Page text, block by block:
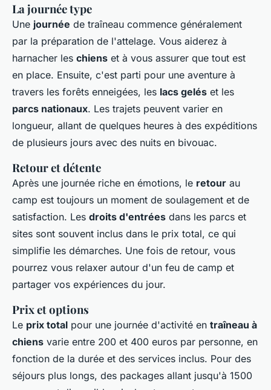
La journée type
Une journée de traîneau commence généralement
par la préparation de l'attelage. Vous aiderez à
harnacher les chiens et à vous assurer que tout est
en place. Ensuite, c'est parti pour une aventure à
travers les forêts enneigées, les lacs gelés et les
parcs nationaux. Les trajets peuvent varier en
longueur, allant de quelques heures à des expéditions
de plusieurs jours avec des nuits en bivouac.
Retour et détente
Après une journée riche en émotions, le retour au
camp est toujours un moment de soulagement et de
satisfaction. Les droits d'entrées dans les parcs et
sites sont souvent inclus dans le prix total, ce qui
simplifie les démarches. Une fois de retour, vous
pourrez vous relaxer autour d'un feu de camp et
partager vos expériences du jour.
Prix et options
Le prix total pour une journée d'activité en traîneau à
chiens varie entre 200 et 400 euros par personne, en
fonction de la durée et des services inclus. Pour des
séjours plus longs, des packages allant jusqu'à 1500